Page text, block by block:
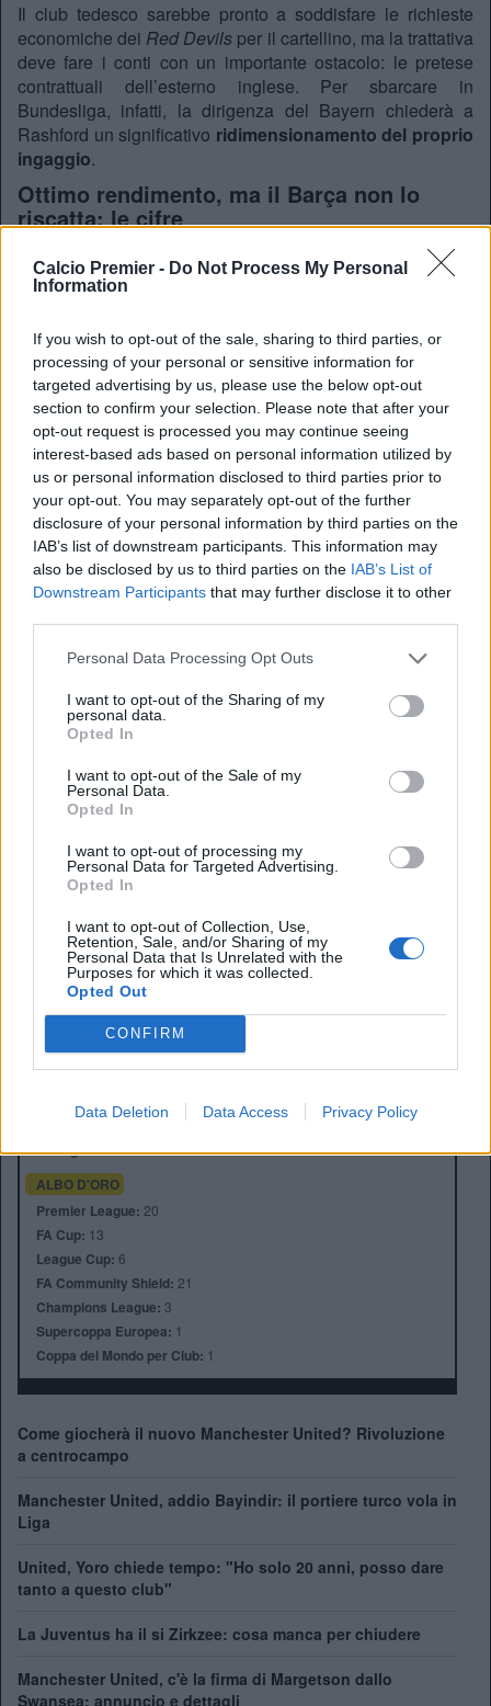
Calcio Premier - Do Not Process My Personal
Information
If you wish to opt-out of the sale, sharing to third parties, or
processing of your personal or sensitive information for
targeted advertising by us, please use the below opt-out
section to confirm your selection. Please note that after your
opt-out request is processed you may continue seeing
interest-based ads based on personal information utilized by
us or personal information disclosed to third parties prior to
your opt-out. You may separately opt-out of the further
disclosure of your personal information by third parties on the
IAB’s list of downstream participants. This information may
also be disclosed by us to third parties on the IAB’s List of
Downstream Participants that may further disclose it to other
Personal Data Processing Opt Outs
I want to opt-out of the Sharing of my
personal data.
Opted In
I want to opt-out of the Sale of my
Personal Data.
Opted In
I want to opt-out of processing my
Personal Data for Targeted Advertising.
Opted In
I want to opt-out of Collection, Use,
Retention, Sale, and/or Sharing of my
Personal Data that Is Unrelated with the
Purposes for which it was collected.
Opted Out
CONFIRM
Data Deletion Data Access Privacy Policy
Il club tedesco sarebbe pronto a soddisfare le richieste
economiche dei Red Devils per il cartellino, ma la trattativa
deve fare i conti con un importante ostacolo: le pretese
contrattuali dell’esterno inglese. Per sbarcare in
Bundesliga, infatti, la dirigenza del Bayern chiederà a
Rashford un significativo ridimensionamento del proprio
ingaggio.
Ottimo rendimento, ma il Barça non lo
riscatta: le cifre
Nonostante l’ottimo impatto offerto in Spagna, il Barcellona
ha deciso di non esercitare il diritto di riscatto, rispedendo
il classe ’97 a Old Trafford. Il suo rientro a
Catalogna il nazionale inglese ha collezionato ben
presenze stagionali, mettendo a referto 14 gol e 14
assist: un bottino importante di 28 partecipazioni attive
alle reti della squadra.
Attualmente il cartellino del giocatore viene valutato
intorno ai40 milioni di eurosecondo il portale
specializzatoTransfermarkt, ma a pesare sulle casse dei
suoi estimatori sono soprattutto i14 milioni di euro a
stagionepercepiti dall’attaccante.
Lo scenario di mercato
United sul prezzo del cartellino. Se l’esterno cresciuto
stipendio per rientrare nei parametri salariali dei tedeschi,
l’asse Manchester-Monaco potrebbe infiammarsi molto
Anno di Fondazione:1878 come Newton Health LYR F.C.
Avram Glazer e Joel Glazer
Manager:Ruben Amorim
ALBO D'ORO
Premier League: 20
FA Cup: 13
League Cup: 6
FA Community Shield: 21
Champions League: 3
Supercoppa Europea: 1
Coppa del Mondo per Club: 1
Come giocherà il nuovo Manchester United? Rivoluzione
a centrocampo
Manchester United, addio Bayindir: il portiere turco vola in
Liga
United, Yoro chiede tempo: "Ho solo 20 anni, posso dare
tanto a questo club"
La Juventus ha il si Zirkzee: cosa manca per chiudere
Manchester United, c'è la firma di Margetson dallo
Swansea: annuncio e dettagli